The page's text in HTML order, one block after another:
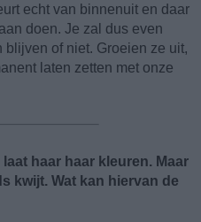
echt van binnenuit en daar
doen. Je zal dus even
of niet. Groeien ze uit,
laten zetten met onze
haar haar kleuren. Maar
kwijt. Wat kan hiervan de